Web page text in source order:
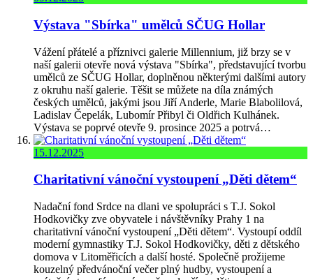
Výstava "Sbírka" umělců SČUG Hollar
Vážení přátelé a příznivci galerie Millennium, již brzy se v
naší galerii otevře nová výstava "Sbírka", představující tvorbu
umělců ze SČUG Hollar, doplněnou některými dalšími autory
z okruhu naší galerie. Těšit se můžete na díla známých
českých umělců, jakými jsou Jiří Anderle, Marie Blabolilová,
Ladislav Čepelák, Lubomír Přibyl či Oldřich Kulhánek.
Výstava se poprvé otevře 9. prosince 2025 a potrvá…
15.12.2025
Charitativní vánoční vystoupení „Děti dětem“
Nadační fond Srdce na dlani ve spolupráci s T.J. Sokol
Hodkovičky zve obyvatele i návštěvníky Prahy 1 na
charitativní vánoční vystoupení „Děti dětem“. Vystoupí oddíl
moderní gymnastiky T.J. Sokol Hodkovičky, děti z dětského
domova v Litoměřicích a další hosté. Společně prožijeme
kouzelný předvánoční večer plný hudby, vystoupení a